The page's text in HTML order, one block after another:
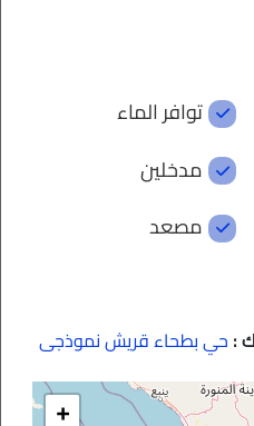
توافر الماء
مدخلين
مصعد
:حي بطحاء قريش نموذجى
+